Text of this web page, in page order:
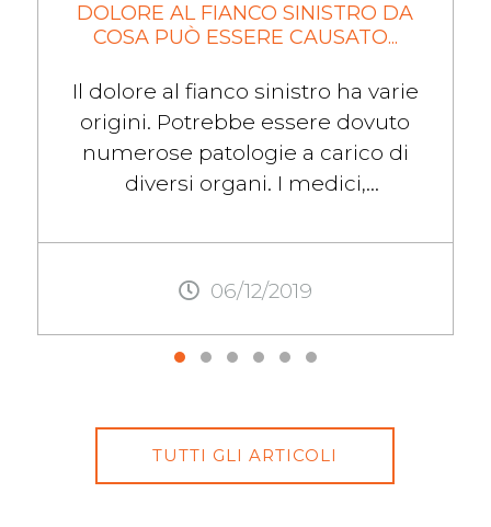
DOLORE AL FIANCO SINISTRO DA
COSA PUÒ ESSERE CAUSATO...
Il dolore al fianco sinistro ha varie
origini. Potrebbe essere dovuto
numerose patologie a carico di
diversi organi. I medici,
dolori nella parte sinistra in ...
06/12/2019
TUTTI GLI ARTICOLI